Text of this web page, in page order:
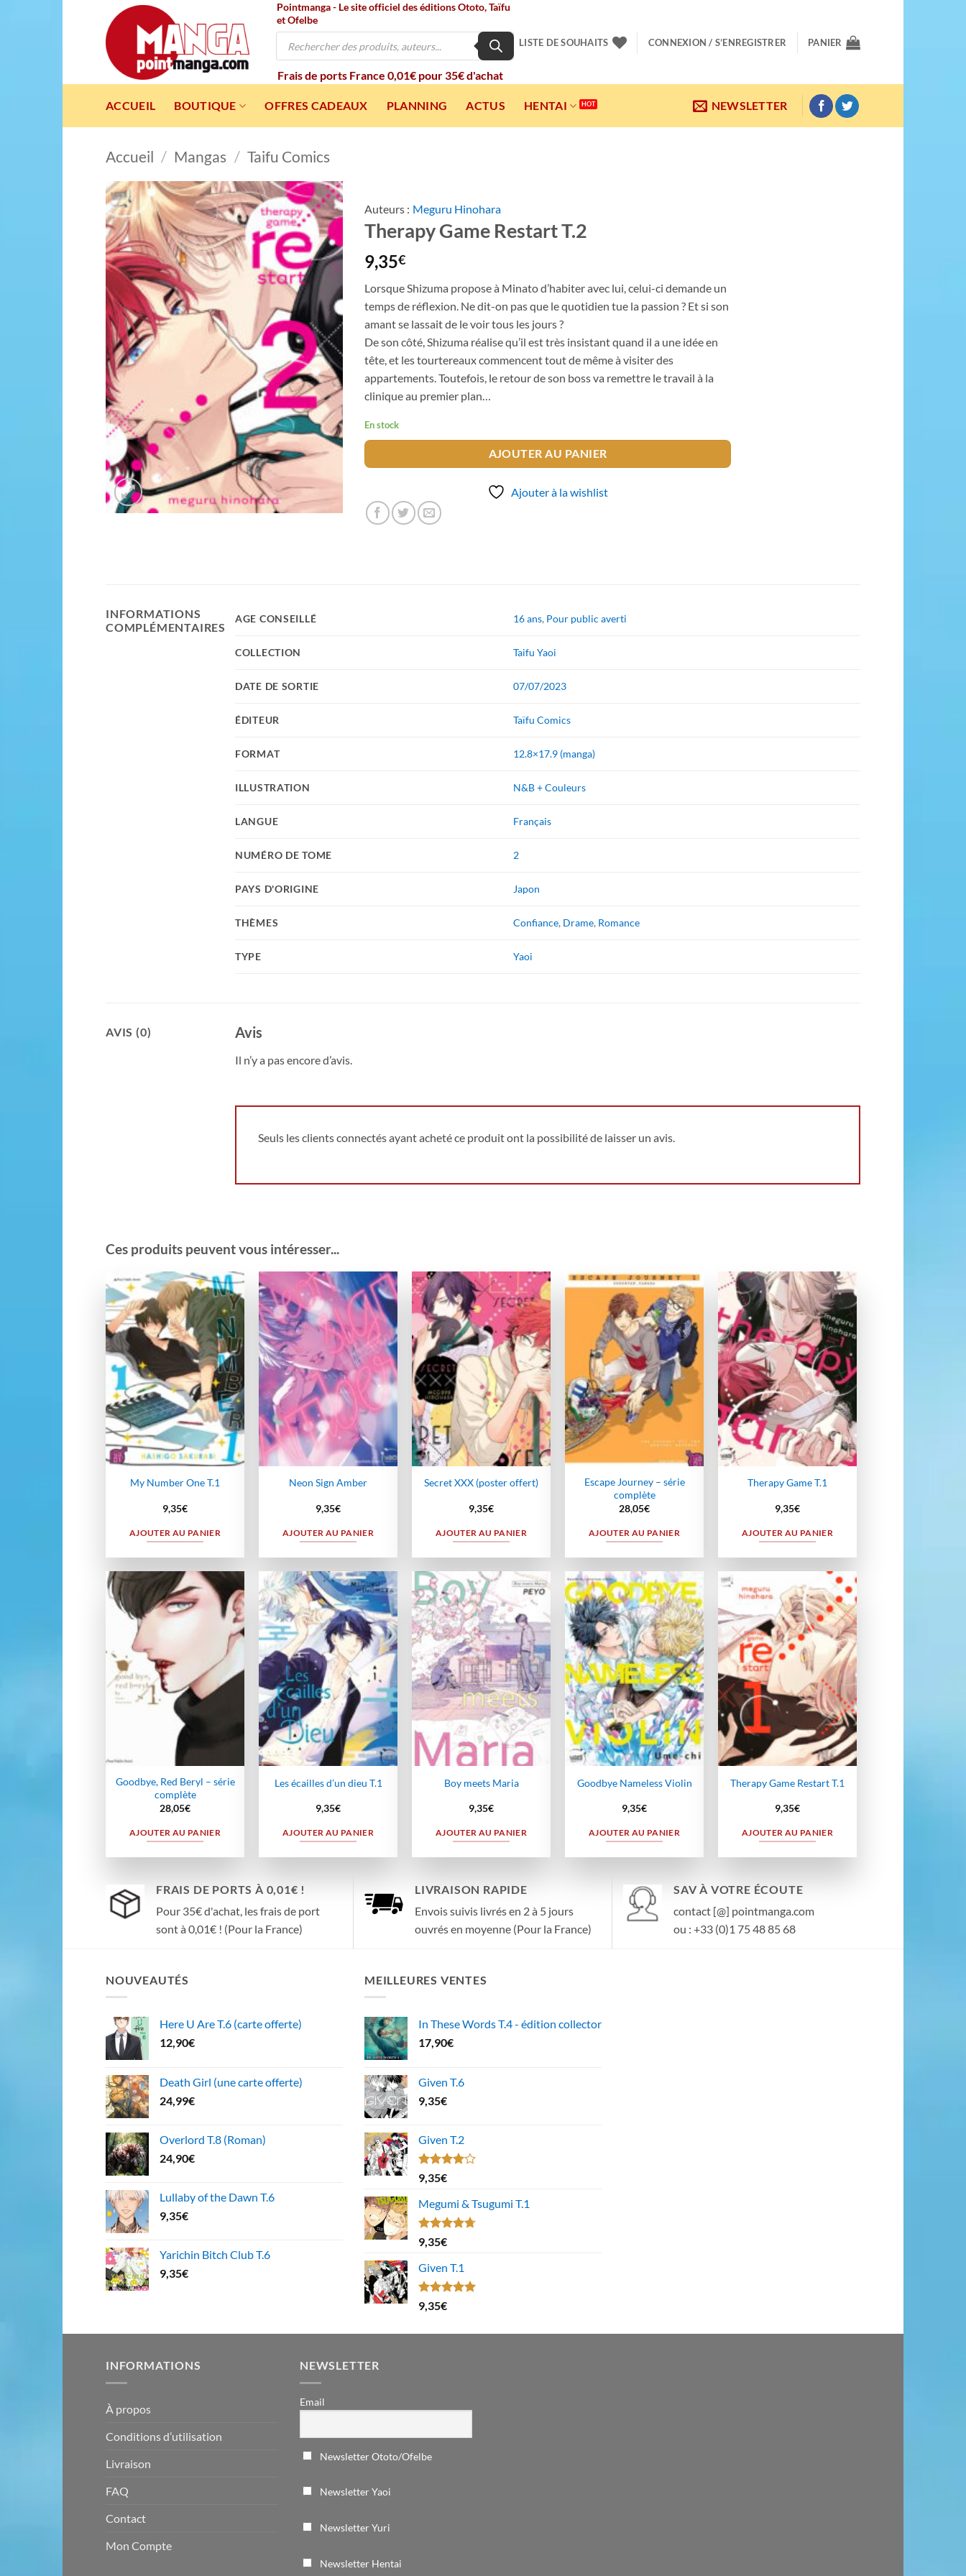
Pointmanga - Le site officiel des éditions Ototo, Taïfu
et Ofelbe
Recherche
Frais de ports France 0,01€ pour 35€ d'achat
LISTE DE SOUHAITS CONNEXION / S’ENREGISTRER PANIER
ACCUEIL BOUTIQUE OFFRES CADEAUX PLANNING ACTUS HENTAI NEWSLETTER
Accueil / Mangas / Taifu Comics
Ajouter
à la
wishlist
Auteurs : Meguru Hinohara
Therapy Game Restart T.2
9,35€
Lorsque Shizuma propose à Minato d’habiter avec lui, celui-ci demande un
temps de réflexion. Ne dit-on pas que le quotidien tue la passion ? Et si son
amant se lassait de le voir tous les jours ?
De son côté, Shizuma réalise qu’il est très insistant quand il a une idée en
tête, et les tourtereaux commencent tout de même à visiter des
appartements. Toutefois, le retour de son boss va remettre le travail à la
clinique au premier plan…
En stock
AJOUTER AU PANIER
Ajouter à la wishlist
INFORMATIONS
COMPLÉMENTAIRES
AGE CONSEILLÉ 16 ans, Pour public averti
COLLECTION Taifu Yaoi
DATE DE SORTIE 07/07/2023
ÉDITEUR Taïfu Comics
FORMAT 12.8×17.9 (manga)
ILLUSTRATION N&B + Couleurs
LANGUE Français
NUMÉRO DE TOME 2
PAYS D'ORIGINE Japon
THÈMES Confiance, Drame, Romance
TYPE Yaoi
AVIS (0) Avis
Il n’y a pas encore d’avis.
Seuls les clients connectés ayant acheté ce produit ont la possibilité de laisser un avis.
Ces produits peuvent vous intéresser...
Ajouter
à la
wishlist
My Number One T.1
9,35€
AJOUTER AU PANIER
Ajouter
à la
wishlist
Neon Sign Amber
9,35€
AJOUTER AU PANIER
Ajouter
à la
wishlist
Secret XXX (poster offert)
9,35€
AJOUTER AU PANIER
Ajouter
à la
wishlist
Escape Journey – série
complète
28,05€
AJOUTER AU PANIER
Ajouter
à la
wishlist
Therapy Game T.1
9,35€
AJOUTER AU PANIER
Ajouter
à la
wishlist
Goodbye, Red Beryl – série
complète
28,05€
AJOUTER AU PANIER
Ajouter
à la
wishlist
Les écailles d’un dieu T.1
9,35€
AJOUTER AU PANIER
Ajouter
à la
wishlist
Boy meets Maria
9,35€
AJOUTER AU PANIER
Ajouter
à la
wishlist
Goodbye Nameless Violin
9,35€
AJOUTER AU PANIER
Ajouter
à la
wishlist
Therapy Game Restart T.1
9,35€
AJOUTER AU PANIER
FRAIS DE PORTS À 0,01€ !
Pour 35€ d'achat, les frais de port
sont à 0,01€ ! (Pour la France)
LIVRAISON RAPIDE
Envois suivis livrés en 2 à 5 jours
ouvrés en moyenne (Pour la France)
SAV À VOTRE ÉCOUTE
contact [@] pointmanga.com
ou : +33 (0)1 75 48 85 68
NOUVEAUTÉS
Here U Are T.6 (carte offerte)
12,90€
Death Girl (une carte offerte)
24,99€
Overlord T.8 (Roman)
24,90€
Lullaby of the Dawn T.6
9,35€
Yarichin Bitch Club T.6
9,35€
MEILLEURES VENTES
In These Words T.4 - édition collector
17,90€
Given T.6
9,35€
Given T.2
Note
4.00
5
9,35€
Megumi & Tsugumi T.1
Note4.67
sur 5
9,35€
Given T.1
Note5.00
sur 5
9,35€
INFORMATIONS
À propos
Conditions d’utilisation
Livraison
FAQ
Contact
Mon Compte
NEWSLETTER
Email
Newsletter Ototo/Ofelbe
Newsletter Yaoi
Newsletter Yuri
Newsletter Hentai